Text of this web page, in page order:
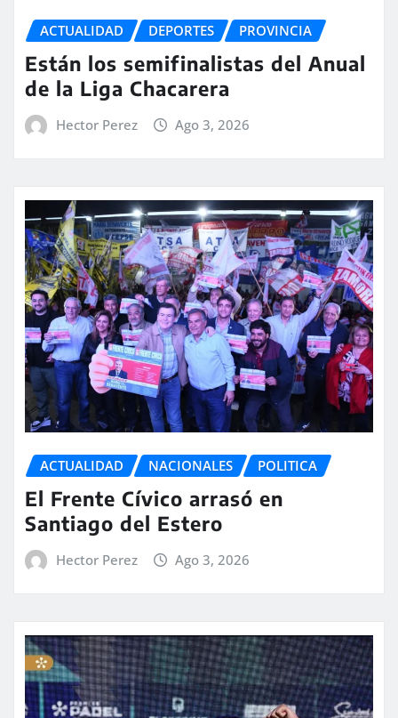
ACTUALIDAD DEPORTES PROVINCIA
Están los semifinalistas del Anual
de la Liga Chacarera
Hector Perez Ago 3, 2026
ACTUALIDAD NACIONALES POLITICA
El Frente Cívico arrasó en
Santiago del Estero
Hector Perez Ago 3, 2026